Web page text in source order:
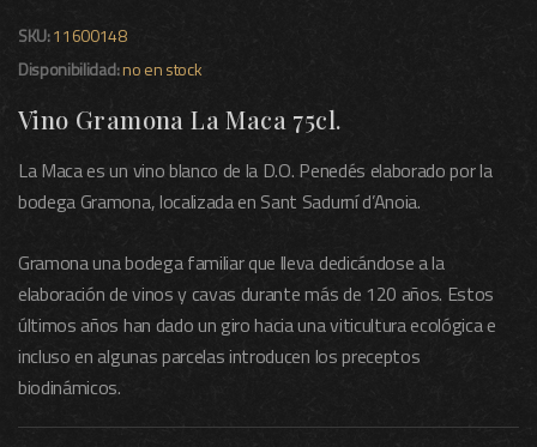
SKU:11600148
Disponibilidad:no en stock
Vino Gramona La Maca 75cl.
La Maca es un vino blanco de la D.O. Penedés elaborado por la
bodega Gramona, localizada en Sant Sadurní d’Anoia.
Gramona una bodega familiar que lleva dedicándose a la
elaboración de vinos y cavas durante más de 120 años. Estos
últimos años han dado un giro hacia una viticultura ecológica e
incluso en algunas parcelas introducen los preceptos
biodinámicos.